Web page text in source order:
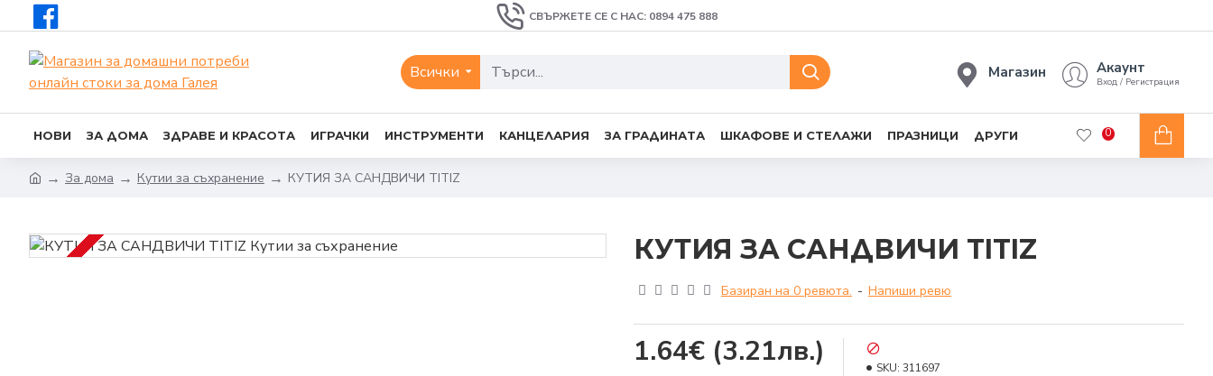
СВЪРЖЕТЕ СЕ С НАС: 0894 475 888
Всички Магазин Акаунт
Вход / Регистрация
НОВИ ЗА ДОМА ЗДРАВЕ И КРАСОТА ИГРАЧКИ ИНСТРУМЕНТИ КАНЦЕЛАРИЯ ЗА ГРАДИНАТА ШКАФОВЕ И СТЕЛАЖИ ПРАЗНИЦИ ДРУГИ 0
За дома Кутии за съхранение КУТИЯ ЗА САНДВИЧИ TITIZ
КУТИЯ ЗА САНДВИЧИ TITIZ
Базиран на 0 ревюта. - Напиши ревю
1.64€ (3.21лв.) SKU: 311697